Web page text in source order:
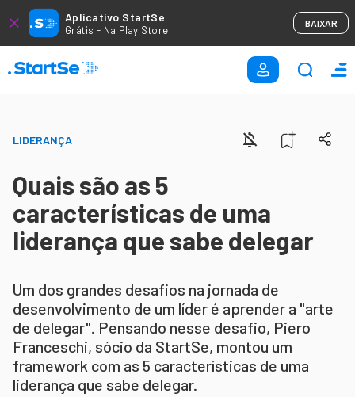
Aplicativo StartSe
Grátis - Na Play Store
BAIXAR
LIDERANÇA
Quais são as 5
características de uma
liderança que sabe delegar
Um dos grandes desafios na jornada de
desenvolvimento de um líder é aprender a "arte
de delegar". Pensando nesse desafio, Piero
Franceschi, sócio da StartSe, montou um
framework com as 5 características de uma
liderança que sabe delegar.